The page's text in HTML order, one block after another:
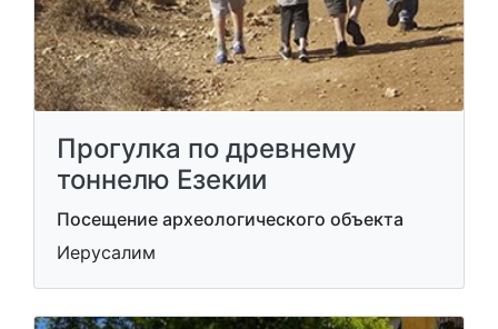
Прогулка по древнему
тоннелю Езекии
Посещение археологического объекта
Иерусалим